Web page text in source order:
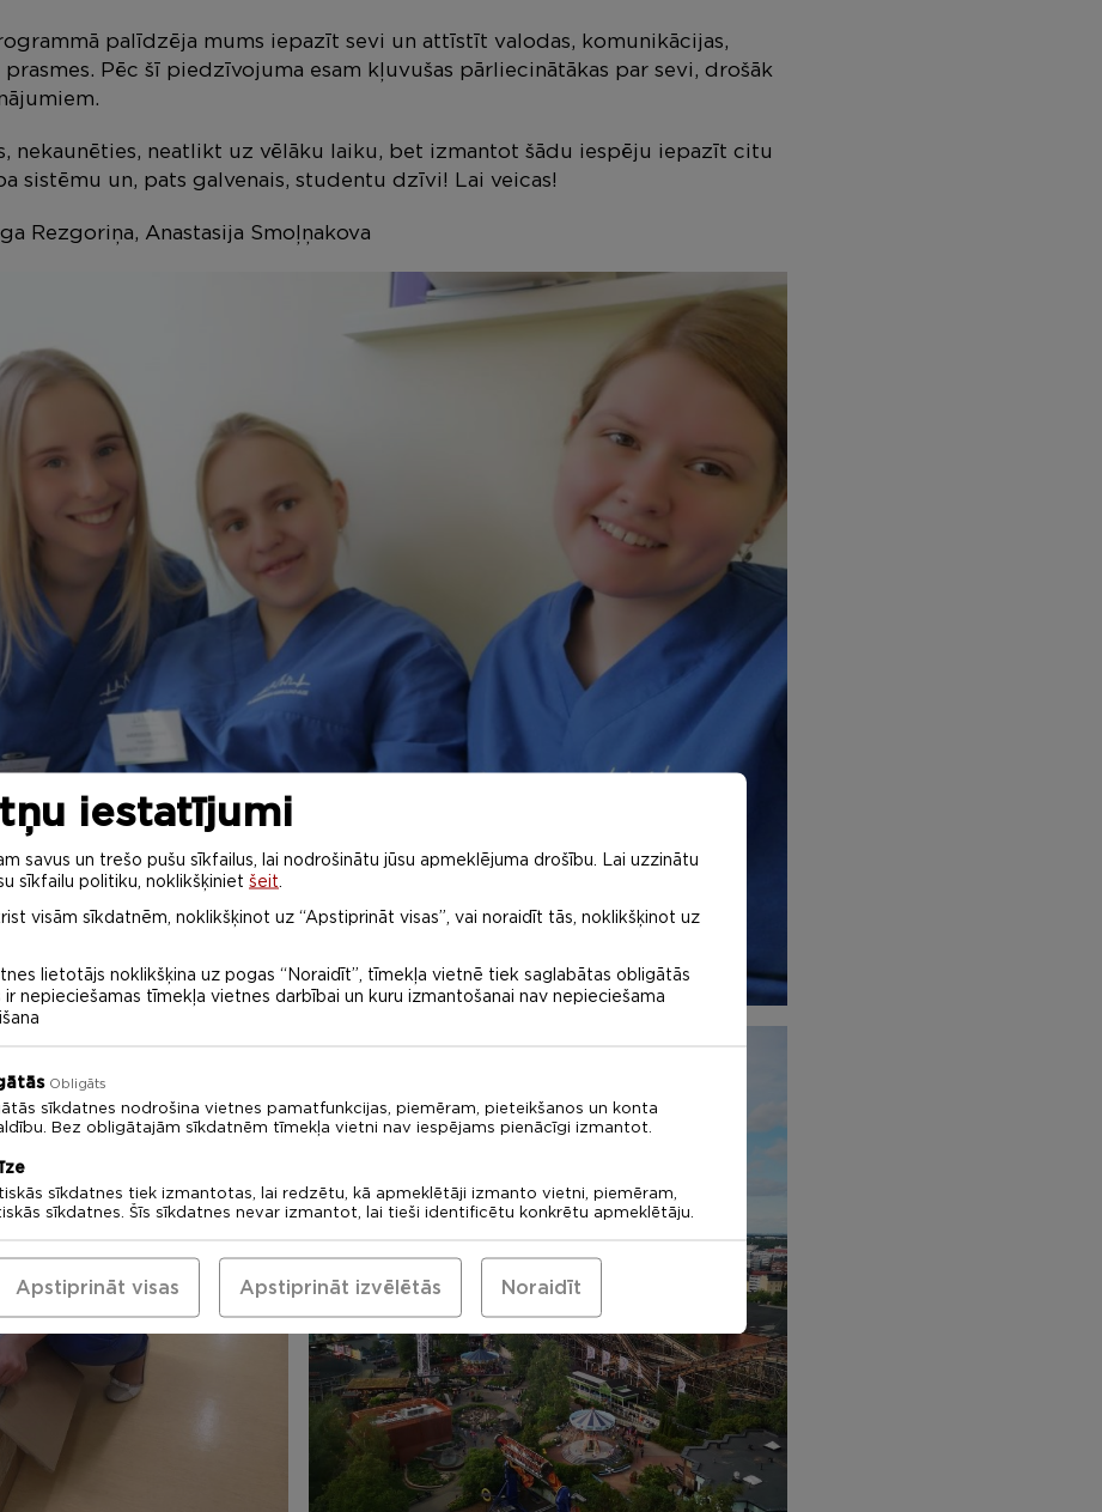
palīdzēja mums iepazīt sevi un attīstīt valodas, komunikācijas,
Pēc šī piedzīvojuma esam kļuvušas pārliecinātākas par sevi, drošāk
nekaunēties, neatlikt uz vēlāku laiku, bet izmantot šādu iespēju iepazīt citu
sistēmu un, pats galvenais, studentu dzīvi! Lai veicas!
Rezgoriņa, Anastasija Smoļņakova
iestatījumi
savus un trešo pušu sīkfailus, lai nodrošinātu jūsu apmeklējuma drošību. Lai uzzinātu
sīkfailu politiku, noklikšķiniet šeit
visām sīkdatnēm, noklikšķinot uz “Apstiprināt visas”, vai noraidīt tās, noklikšķinot uz
lietotājs noklikšķina uz pogas “Noraidīt”, tīmekļa vietnē tiek saglabātas obligātās
ir nepieciešamas tīmekļa vietnes darbībai un kuru izmantošanai nav nepieciešama
Obligāts
sīkdatnes nodrošina vietnes pamatfunkcijas, piemēram, pieteikšanos un konta
Bez obligātajām sīkdatnēm tīmekļa vietni nav iespējams pienācīgi izmantot.
sīkdatnes tiek izmantotas, lai redzētu, kā apmeklētāji izmanto vietni, piemēram,
sīkdatnes. Šīs sīkdatnes nevar izmantot, lai tieši identificētu konkrētu apmeklētāju.
Noraidīt
Apstiprināt izvēlētās
Apstiprināt visas